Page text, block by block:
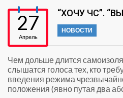
27
Апрель
“ХОЧУ ЧС”.
НОВОСТИ
Чем дольше длится
слышатся голоса тех, кто
введения режима
положения (явно путая два